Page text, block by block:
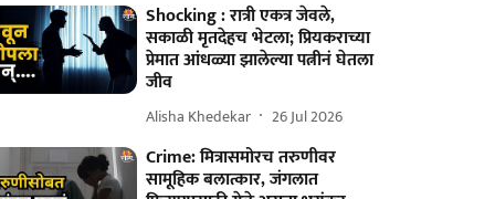
Shocking : रात्री एकत्र जेवले,
सकाळी मृतदेहच भेटला; प्रियकराच्या
प्रेमात आंधळ्या झालेल्या पत्नीनं घेतला
जीव
Alisha Khedekar 26 Jul 2026
Crime: मित्रासमोरच तरुणीवर
सामूहिक बलात्कार, जंगलात